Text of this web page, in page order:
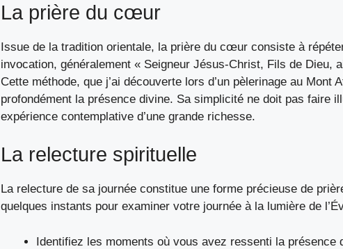
La prière du cœur
Issue de la tradition orientale, la prière du cœur consiste à
invocation, généralement « Seigneur Jésus-Christ, Fils de Dieu,
Cette méthode, que j’ai découverte lors d’un pèlerinage au Mont
profondément la présence divine. Sa simplicité ne doit pas faire
expérience contemplative d’une grande richesse.
La relecture spirituelle
La relecture de sa journée constitue une forme précieuse de
quelques instants pour examiner votre journée à la lumière de
Identifiez les moments où vous avez ressenti la présence